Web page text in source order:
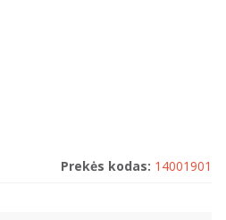
Prekės kodas: 14001901